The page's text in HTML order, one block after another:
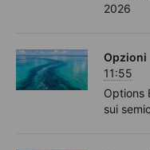
2026
Opzioni
11:55
Options
sui